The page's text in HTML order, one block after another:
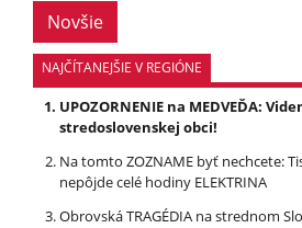
Novšie
NAJČÍTANEJŠIE V REGIÓNE
UPOZORNENIE na MEDVEĎA:
stredoslovenskej obci!
Na tomto ZOZNAME byť nechcete:
nepôjde celé hodiny ELEKTRINA
Obrovská TRAGÉDIA na strednom